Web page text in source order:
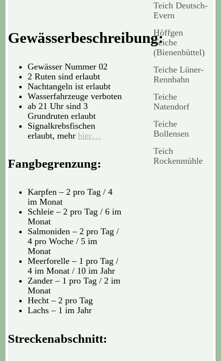
Gewässerbeschreibung:
Gewässer Nummer 02
2 Ruten sind erlaubt
Nachtangeln ist erlaubt
Wasserfahrzeuge verboten
ab 21 Uhr sind 3
Grundruten erlaubt
Signalkrebsfischen
erlaubt, mehrhier…
Fangbegrenzung:
Karpfen – 2 pro Tag / 4
im Monat
Schleie – 2 pro Tag / 6 im
Monat
Salmoniden – 2 pro Tag /
4 pro Woche / 5 im
Monat
Meerforelle – 1 pro Tag /
4 im Monat / 10 im Jahr
Zander – 1 pro Tag / 2 im
Monat
Hecht – 2 pro Tag
Lachs – 1 im Jahr
Streckenabschnitt:
Teich Deutsch-
Evern
Höffgen
Teiche
(Bienenbüttel)
Teiche Lüner-
Rennbahn
Teiche
Natendorf
Teiche
Bollensen
Teich
Rockenmühle